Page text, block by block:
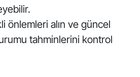
önlemleri alın ve güncel
tahminlerini kontrol